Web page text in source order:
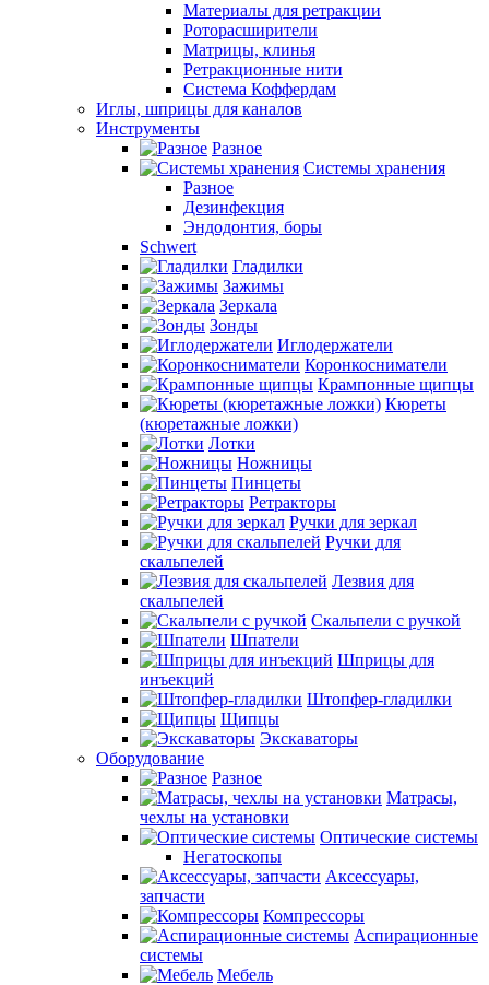
Материалы для ретракции
Роторасширители
Матрицы, клинья
Ретракционные нити
Система Коффердам
Иглы, шприцы для каналов
Инструменты
Разное
Системы хранения
Разное
Дезинфекция
Эндодонтия, боры
Schwert
Гладилки
Зажимы
Зеркала
Зонды
Иглодержатели
Коронкосниматели
Крампонные щипцы
Кюреты
(кюретажные ложки)
Лотки
Ножницы
Пинцеты
Ретракторы
Ручки для зеркал
Ручки для
скальпелей
Лезвия для
скальпелей
Скальпели с ручкой
Шпатели
Шприцы для
инъекций
Штопфер-гладилки
Щипцы
Экскаваторы
Оборудование
Разное
Матрасы,
чехлы на установки
Оптические системы
Негатоскопы
Аксессуары,
запчасти
Компрессоры
Аспирационные
системы
Мебель